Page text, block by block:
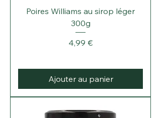
Poires Williams au sirop léger
300g
Prix
4,99 €
Ajouter au panier